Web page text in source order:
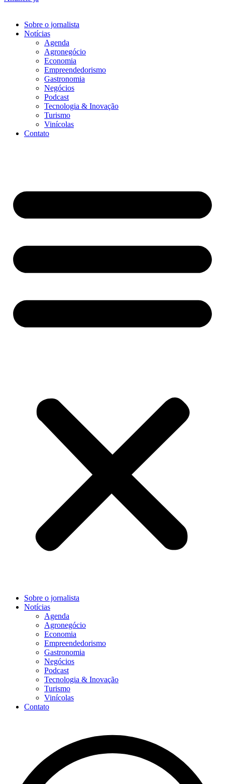
Sobre o jornalista
Notícias
Agenda
Agronegócio
Economia
Empreendedorismo
Gastronomia
Negócios
Podcast
Tecnologia & Inovação
Turismo
Vinícolas
Contato
Sobre o jornalista
Notícias
Agenda
Agronegócio
Economia
Empreendedorismo
Gastronomia
Negócios
Podcast
Tecnologia & Inovação
Turismo
Vinícolas
Contato